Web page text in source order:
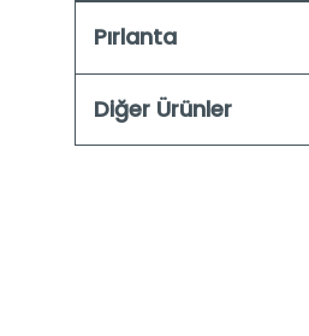
Pırlanta
Diğer Ürünler